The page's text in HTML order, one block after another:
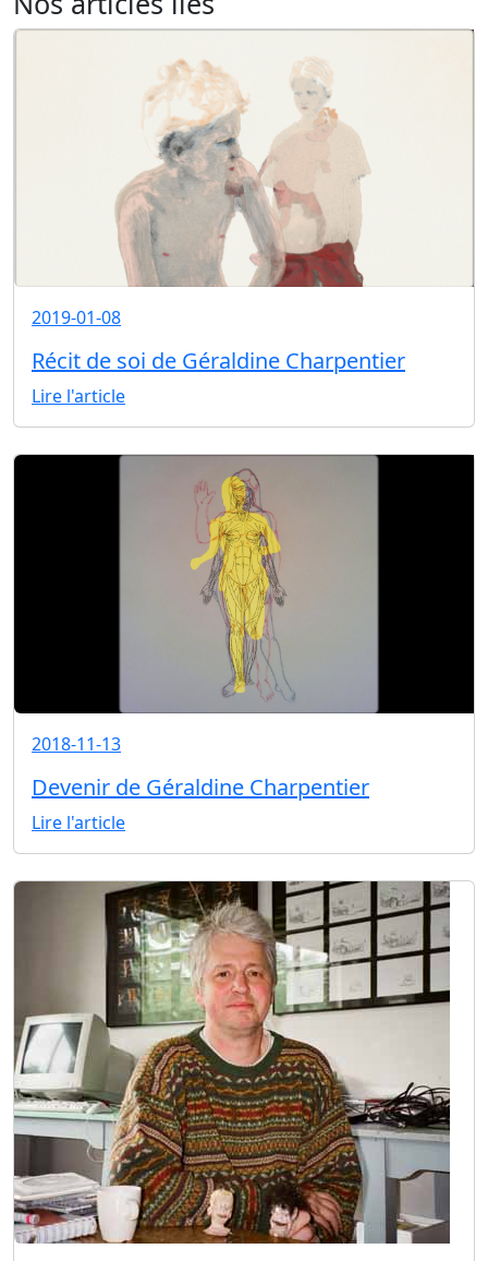
2019-01-08
Récit de soi de Géraldine Charpentier
Lire l'article
2018-11-13
Devenir de Géraldine Charpentier
Lire l'article